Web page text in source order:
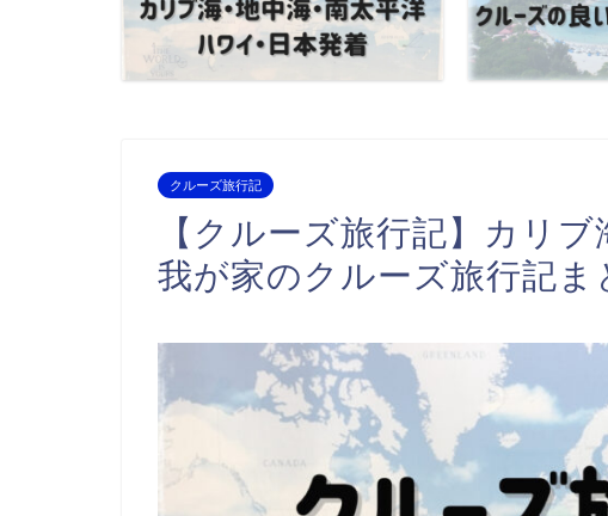
クルーズ旅行記
【クルーズ旅行記】カリ
我が家のクルーズ旅行記ま